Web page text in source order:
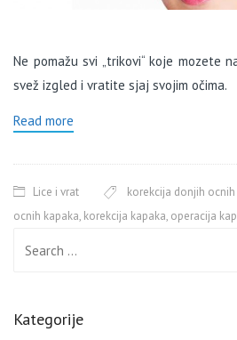
Ne pomažu svi „trikovi“ koje mozete
svež izgled i vratite sjaj svojim očima.
Read more
Lice i vrat korekcija donjih ocnih
ocnih kapaka, korekcija kapaka, operacija
Kategorije